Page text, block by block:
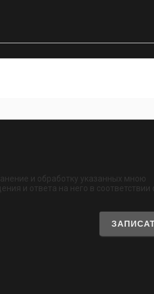
и обработку указанных мною
и ответа на него в соответствии с